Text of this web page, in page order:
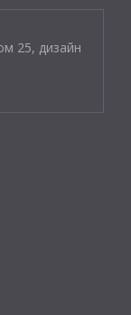
25, дизайн